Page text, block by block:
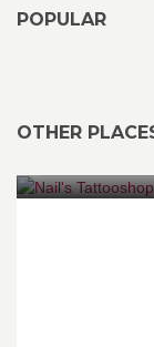
POPULAR
OTHER